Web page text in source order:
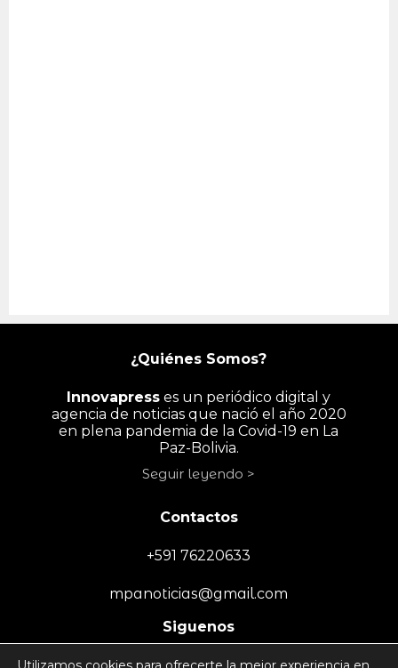
¿Quiénes Somos?
Innovapress es un periódico digital y
agencia de noticias que nació el año 2020
en plena pandemia de la Covid-19 en La
Paz-Bolivia.
Seguir leyendo >
Contactos
+591 76220633
mpanoticias@gmail.com
Siguenos